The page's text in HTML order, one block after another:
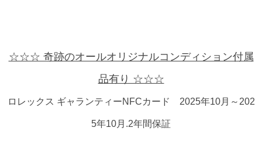
☆☆☆ 奇跡のオールオリジナルコンディション付属
品有り ☆☆☆
ロレックス ギャランティーNFCカード 2025年10月～202
5年10月.2年間保証